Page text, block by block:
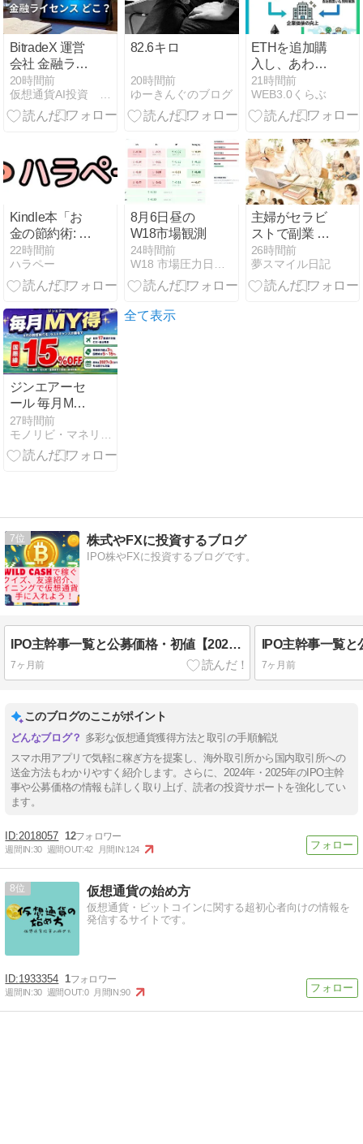
BitradeX 運営
会社 金融ライ
センス どこ？
20時間前
仮想通貨AI投資 BitradeX 解説サイト
82.6キロ
20時間前
ゆーきんぐのブログ
ETHを追加購
入し、あわせ
て自社株買い
も
21時間前
WEB3.0くらぶ
Kindle本「お
金の節約術: 支
出を減らす方
法31選」の詳
細
22時間前
ハラペー
8月6日昼の
W18市場観測
24時間前
W18 市場圧力日記｜世界市場の圧力を読む観測メモ
主婦がセラビ
ストで副業 ハ
ーブピーリン
グスクール
26時間前
夢スマイル日記
ジンエアーセ
ール 毎月MY
得 コード
MJIN2608｜最
大15%割引・
27時間前
全て表示
7 株式やFXに投資するブログ
IPO株やFXに投資するブログです。
IPO主幹事一覧と公募価格・初値【2025年】
7ヶ月前 7ヶ月前
このブログのここがポイント
多彩な仮想通貨獲得方法と取引の手順解説
スマホ用アプリで気軽に稼ぎ方を提案し、海外取引所から国内取引所への
送金方法もわかりやすく紹介します。さらに、2024年・2025年のIPO主幹
事や公募価格の情報も詳しく取り上げ、読者の投資サポートを強化してい
ます。
2018057 12
週間IN:30 週間OUT:42 月間IN:124
8 仮想通貨の始め方
仮想通貨・ビットコインに関する超初心者向けの情報を
発信するサイトです。
1933354 1
週間IN:30 週間OUT:0 月間IN:90